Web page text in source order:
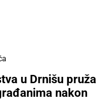
u Drnišu pruža
nakon